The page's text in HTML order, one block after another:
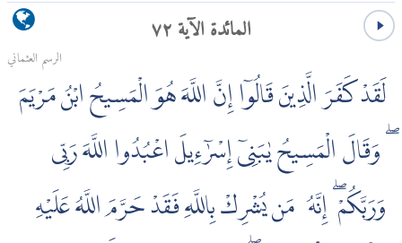
المائدة الآية ٧٢
الرسم العثماني
لَقَدْ كَفَرَ الَّذِينَ قَالُوٓا إِنَّ اللَّهَ هُوَ الْمَسِيحُ ابْنُ مَرْيَمَ
ۖ وَقَالَ الْمَسِيحُ يٰبَنِىٓ إِسْرٰٓءِيلَ اعْبُدُوا اللَّهَ رَبِّى
وَرَبَّكُمْ ۖ إِنَّهُۥ مَن يُشْرِكْ بِاللَّهِ فَقَدْ حَرَّمَ اللَّهُ عَلَيْهِ